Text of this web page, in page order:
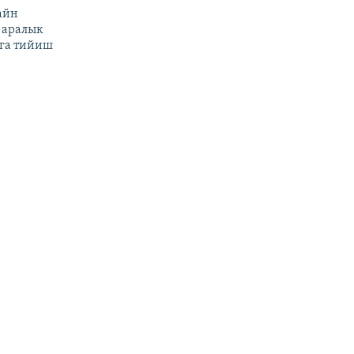
тийиш